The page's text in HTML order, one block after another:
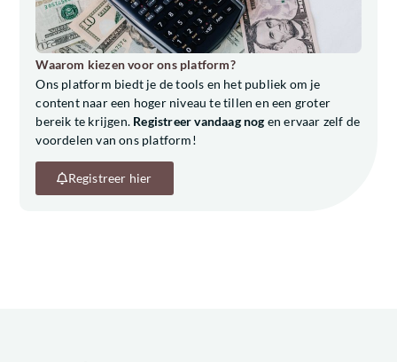
Waarom kiezen voor ons platform?
Ons platform biedt je de tools en het publiek om je
content naar een hoger niveau te tillen en een groter
bereik te krijgen. Registreer vandaag nog en ervaar zelf de
voordelen van ons platform!
Registreer hier